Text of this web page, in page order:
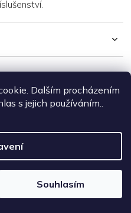
Dalším procházením
s jejich používáním..
Souhlasím
. Všechna práva vyhrazena.
cookies